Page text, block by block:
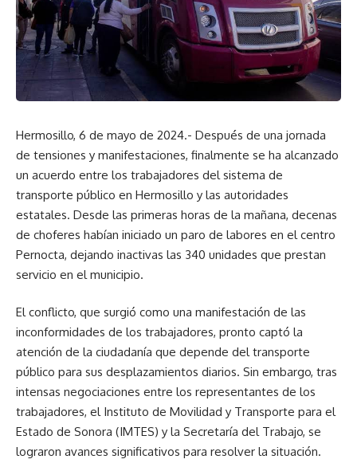
Hermosillo, 6 de mayo de 2024.- Después de una jornada
de tensiones y manifestaciones, finalmente se ha alcanzado
un acuerdo entre los trabajadores del sistema de
transporte público en Hermosillo y las autoridades
estatales. Desde las primeras horas de la mañana, decenas
de choferes habían iniciado un paro de labores en el centro
Pernocta, dejando inactivas las 340 unidades que prestan
servicio en el municipio.
El conflicto, que surgió como una manifestación de las
inconformidades de los trabajadores, pronto captó la
atención de la ciudadanía que depende del transporte
público para sus desplazamientos diarios. Sin embargo, tras
intensas negociaciones entre los representantes de los
trabajadores, el Instituto de Movilidad y Transporte para el
Estado de Sonora (IMTES) y la Secretaría del Trabajo, se
lograron avances significativos para resolver la situación.